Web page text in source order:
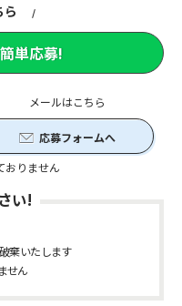
メールはこちら
応募フォームへ
おりません
ら
単応募!
い!
棄いたします
せん